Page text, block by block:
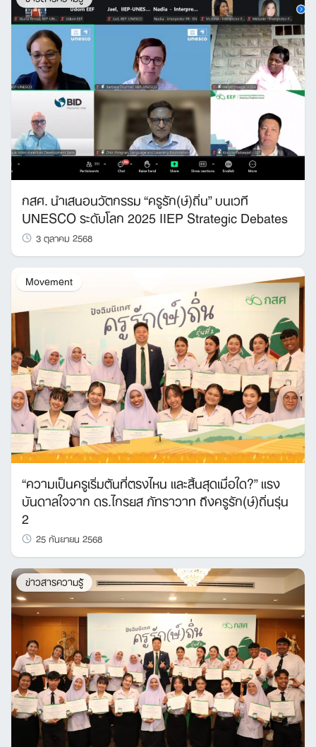
for:
กสศ. นำเสนอนวัตกรรม “ครูรัก(ษ์)ถิ่น” บนเวที
UNESCO ระดับโลก 2025 IIEP Strategic Debates
3 ตุลาคม 2568
Movement
“ความเป็นครูเริ่มต้นที่ตรงไหน และสิ้นสุดเมื่อใด?” แรง
บันดาลใจจาก ดร.ไกรยส ภัทราวาท ถึงครูรัก(ษ์)ถิ่นรุ่น
2
25 กันยายน 2568
ข่าวสารความรู้